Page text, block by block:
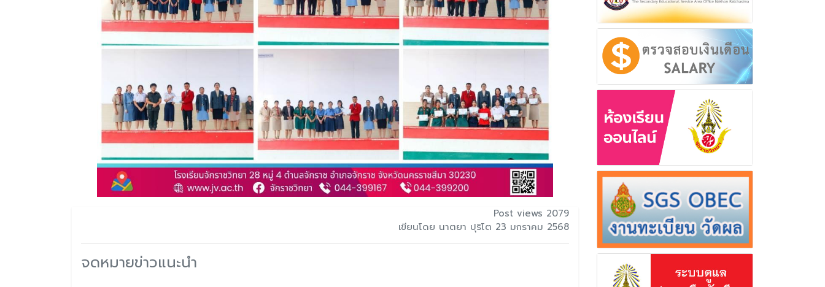
Post views 2079
เขียนโดย นาตยา ปุริโต 23 มกราคม 2568
จดหมายข่าวแนะนำ